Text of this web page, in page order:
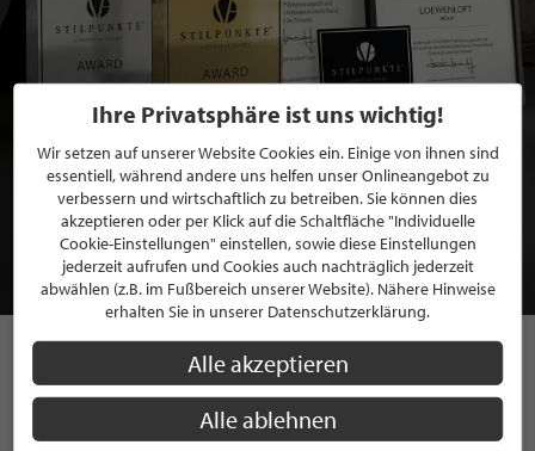
BEWERBEN SIE SICH FÜR EINE GRATIS
MITGLIEDSCHAFT BEI STILPUNKTE®
JETZT GRATIS BEWERBEN
STILPUNKTE AUF
INSTAGRAM
Ihre Privatsphäre ist uns wichtig!
Wir setzen auf unserer Website Cookies ein. Einige von ihnen sind
essentiell, während andere uns helfen unser Onlineangebot zu
verbessern und wirtschaftlich zu betreiben. Sie können dies
akzeptieren oder per Klick auf die Schaltfläche "Individuelle
Cookie-Einstellungen" einstellen, sowie diese Einstellungen
jederzeit aufrufen und Cookies auch nachträglich jederzeit
abwählen (z.B. im Fußbereich unserer Website). Nähere Hinweise
erhalten Sie in unserer Datenschutzerklärung.
Alle akzeptieren
Alle ablehnen